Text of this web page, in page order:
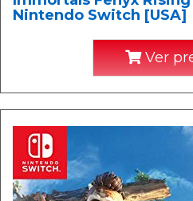
Nintendo Switch [USA]
Ver